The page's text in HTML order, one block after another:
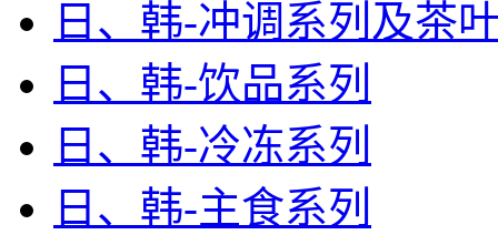
日、韩-冲调系列及茶
日、韩-饮品系列
日、韩-冷冻系列
日、韩-主食系列